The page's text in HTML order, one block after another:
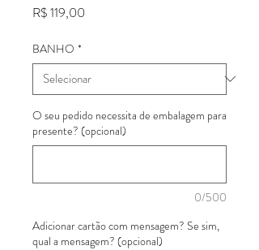
R$ 119,00
BANHO *
O seu pedido necessita de embalagem para
presente? (opcional)
0/500
Adicionar cartão com mensagem? Se sim,
qual a mensagem? (opcional)